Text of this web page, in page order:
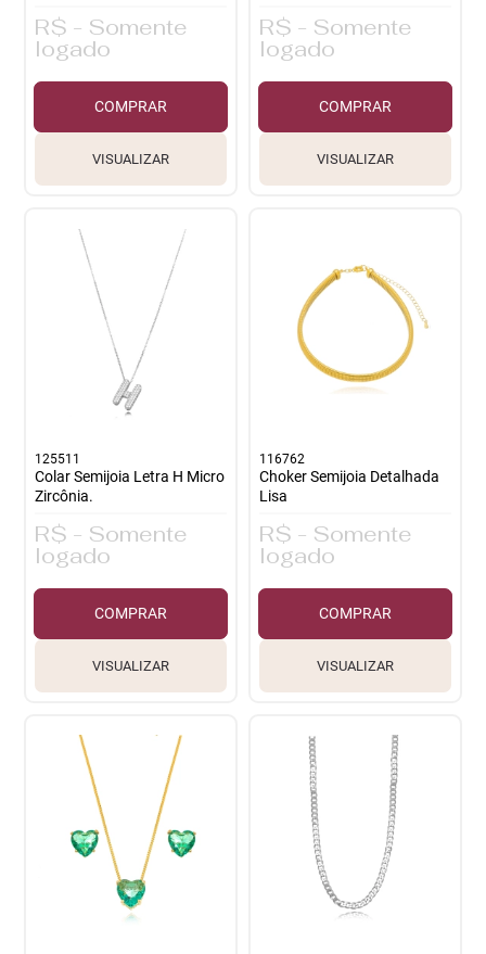
R$ - Somente
logado
COMPRAR
VISUALIZAR
R$ - Somente
logado
COMPRAR
VISUALIZAR
125511
Colar Semijoia Letra H Micro
Zircônia.
R$ - Somente
logado
COMPRAR
VISUALIZAR
116762
Choker Semijoia Detalhada
Lisa
R$ - Somente
logado
COMPRAR
VISUALIZAR